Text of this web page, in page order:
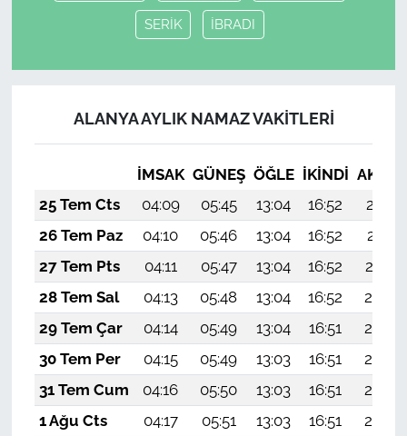
SERİK İBRADI
ALANYA AYLIK NAMAZ VAKITLERI
İMSAK GÜNEŞ ÖĞLE İKINDI
25 Tem Cts
04:09 05:45 13:04 16:52
20:12
26 Tem Paz
04:10 05:46 13:04 16:52
20:11
27 Tem Pts
04:11 05:47 13:04 16:52
20:10
28 Tem Sal
04:13 05:48 13:04 16:52
20:09
29 Tem Çar
04:14 05:49 13:04 16:51
20:08
30 Tem Per
04:15 05:49 13:03 16:51
20:08
31 Tem Cum
04:16 05:50 13:03 16:51
20:07
1 Ağu Cts
04:17 05:51 13:03 16:51
20:06